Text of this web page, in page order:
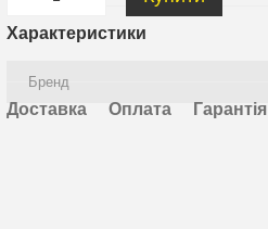
Характеристики
Бренд
Доставка Оплата Гарантія